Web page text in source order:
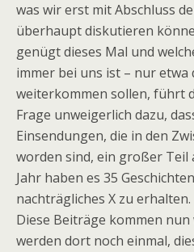
was wir erst mit Abschluss
überhaupt diskutieren
genügt dieses Mal und
immer bei uns ist – nur etwa
weiterkommen sollen, führt
Frage unweigerlich dazu,
Einsendungen, die in den
worden sind, ein großer Teil
Jahr haben es 35
nachträgliches X zu erhalten.
Diese Beiträge kommen
werden dort noch einmal,